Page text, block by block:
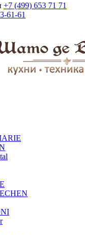
+7 (499) 653 71 71
61-61